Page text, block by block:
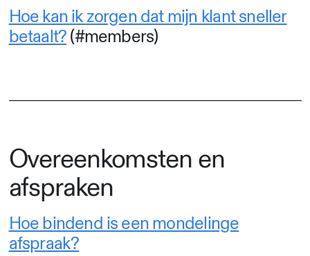
Hoe kan ik zorgen dat mijn klant sneller
betaalt?(#members)
Overeenkomsten en
afspraken
Hoe bindend is een mondelinge
afspraak?